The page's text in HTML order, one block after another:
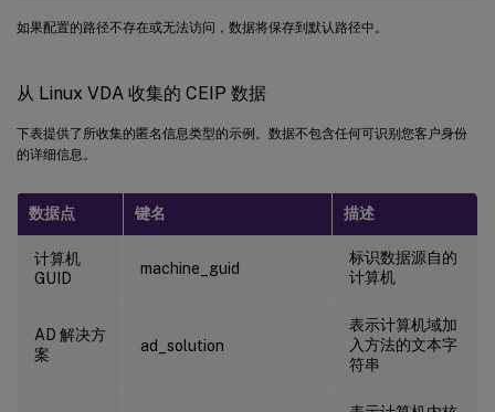
如果配置的路径不存在或无法访问，数据将保存到默认路径中。
从 Linux VDA 收集的 CEIP 数据
下表提供了所收集的匿名信息类型的示例。数据不包含任何可识别您客户身份
的详细信息。
数据点 键名 描述
计算机
GUID
machine_guid
标识数据源自的
计算机
AD 解决方
案
ad_solution
表示计算机域加
入方法的文本字
符串